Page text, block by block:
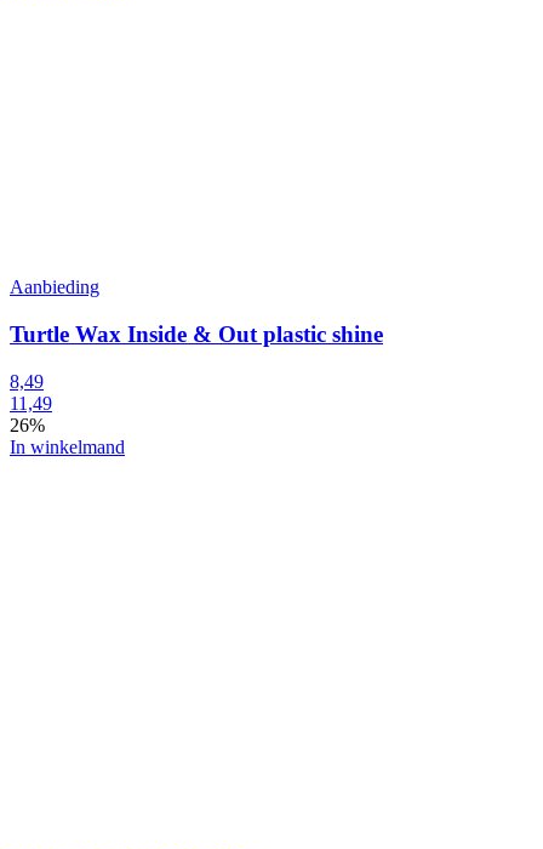
Aanbieding
Turtle Wax Inside & Out plastic shine
8,49
11,49
26%
In winkelmand